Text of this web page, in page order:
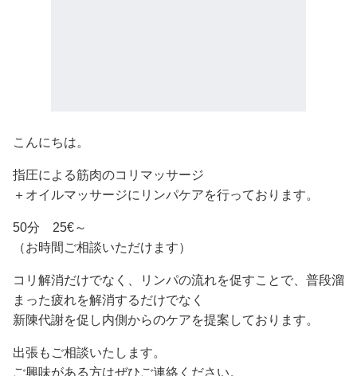
こんにちは。
指圧による筋肉のコリマッサージ
＋オイルマッサージにリンパケアを行っております。
50分 25€～
（お時間ご相談いただけます）
コリ解消だけでなく、リンパの流れを促すことで、普段溜
まった疲れを解消するだけでなく
新陳代謝を促し内側からのケアを提案しております。
出張もご相談いたします。
ご興味がある方はぜひご連絡ください。